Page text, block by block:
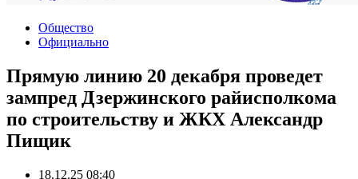
Общество
Официально
Прямую линию 20 декабря проведет
зампред Дзержинского райисполкома
по строительству и ЖКХ Александр
Пищик
18.12.25 08:40